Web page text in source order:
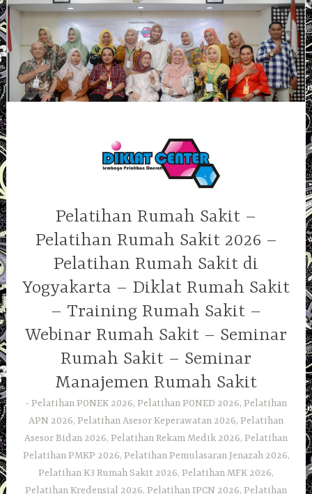
Skip
to
content
Pelatihan Rumah Sakit –
Pelatihan Rumah Sakit 2026 –
Pelatihan Rumah Sakit di
Yogyakarta – Diklat Rumah Sakit
– Training Rumah Sakit –
Webinar Rumah Sakit – Seminar
Rumah Sakit – Seminar
Manajemen Rumah Sakit
Pelatihan PONEK 2026, Pelatihan PONED 2026, Pelatihan
APN 2026, Pelatihan Asesor Keperawatan 2026, Pelatihan
Asesor Bidan 2026, Pelatihan Rekam Medik 2026, Pelatihan
Pelatihan PMKP 2026, Pelatihan Pemulasaran Jenazah 2026,
Pelatihan K3 Rumah Sakit 2026, Pelatihan MFK 2026,
Pelatihan Kredensial 2026, Pelatihan IPCN 2026, Pelatihan